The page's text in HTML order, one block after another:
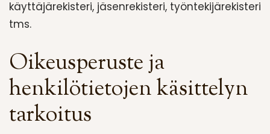
käyttäjärekisteri, jäsenrekisteri, työntekijärekisteri
tms.
Oikeusperuste ja
henkilötietojen käsittelyn
tarkoitus